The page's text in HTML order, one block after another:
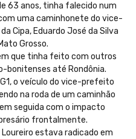
63 anos, tinha falecido num
uma caminhonete do vice-
Cipa, Eduardo José da Silva
Grosso.
que tinha feito com outros
bonitenses até Rondônia.
o veículo do vice-prefeito
na roda de um caminhão
seguida com o impacto
frontalmente.
estava radicado em